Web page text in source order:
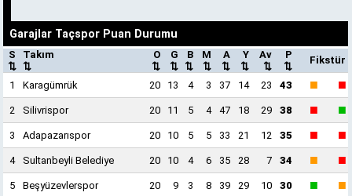
Garajlar Taçspor Puan Durumu
S
⇅
Takım
⇅
O
⇅
G
⇅
B
⇅
M
⇅
A
⇅
Y
⇅
Av
⇅
P
⇅
Fikstür
1 Karagümrük 20 13 4 3 37 14 23 43 ■ ■
2 Silivrispor 20 11 5 4 47 18 29 38 ■ ■
3 Adapazarıspor 20 10 5 5 33 21 12 35 ■ ■
4 Sultanbeyli Belediye 20 10 4 6 35 28 7 34 ■ ■
5 Beşyüzevlerspor 20 9 3 8 39 29 10 30 ■ ■